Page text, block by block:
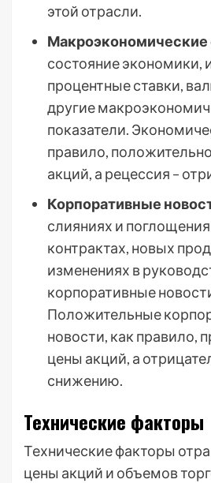
этой отрасли.
состояние экономики,
процентные ставки,
другие
показатели.
правило,
акций, а рецессия –
Корпоративные
слияниях и
контрактах, новых
изменениях в
корпоративные
Положительные
новости, как правило,
цены акций, а
снижению.
Технические факторы
Технические факторы
цены акций и объемов